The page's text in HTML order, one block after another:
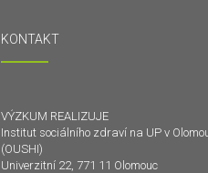
KONTAKT
VÝZKUM REALIZUJE
Institut sociálního zdraví na UP v
(OUSHI)
Univerzitní 22, 771 11 Olomouc